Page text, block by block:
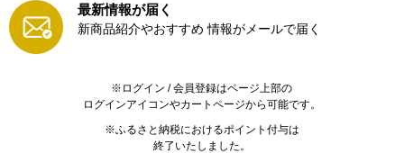
最新情報が届く
新商品紹介やおすすめ 情報がメールで届く
※ログイン / 会員登録はページ上部の
ログインアイコンやカートページから可能です。
※ふるさと納税におけるポイント付与は
終了いたしました。